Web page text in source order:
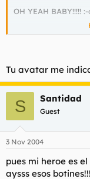
OH YEAH BABY!!!!!
Tu avatar me
S Santidad
Guest
3 Nov 2004
pues mi heroe es
aysss esos